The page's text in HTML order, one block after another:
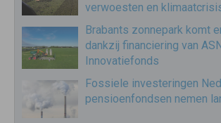
verwoesten en
Brabants zonnepark komt
dankzij financiering van
Innovatiefonds
Fossiele investeringen
pensioenfondsen nemen